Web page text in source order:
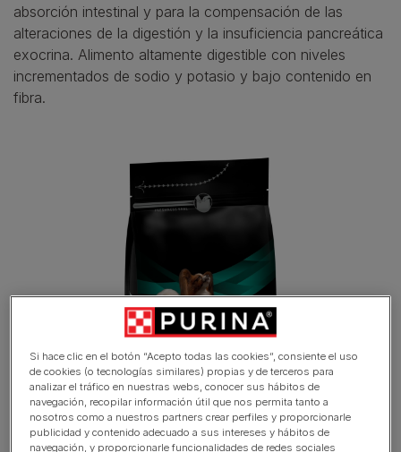
absorción intestinal y para la compensación de las
alteraciones de la digestión y la insuficiencia pancreática
exocrina. Alimento altamente digestible con niveles
incrementados de sodio y potasio y bajo contenido en
fibra.
Si hace clic en el botón “Acepto todas las cookies”, consiente el uso
de cookies (o tecnologías similares) propias y de terceros para
analizar el tráfico en nuestras webs, conocer sus hábitos de
navegación, recopilar información útil que nos permita tanto a
nosotros como a nuestros partners crear perfiles y proporcionarle
publicidad y contenido adecuado a sus intereses y hábitos de
navegación, y proporcionarle funcionalidades de redes sociales